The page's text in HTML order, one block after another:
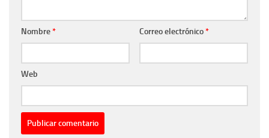
Nombre* Correo electrónico*
Web